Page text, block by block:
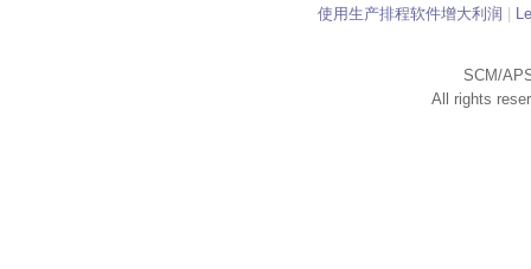
使用生产排程软件增大利润
SCM/
All rights